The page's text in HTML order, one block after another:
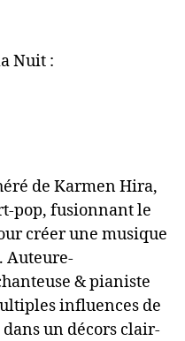
Nuit :
de Karmen Hira,
pop, fusionnant le
créer une musique
Auteure-
& pianiste
influences de
un décors clair-